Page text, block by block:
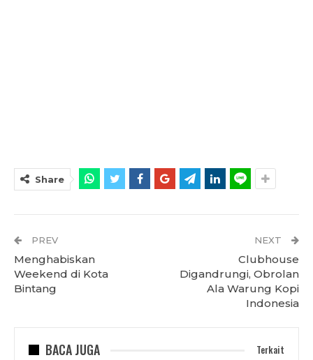
Share
PREV
Menghabiskan
Weekend di Kota
Bintang
NEXT
Clubhouse
Digandrungi, Obrolan
Ala Warung Kopi
Indonesia
BACA JUGA Terkait